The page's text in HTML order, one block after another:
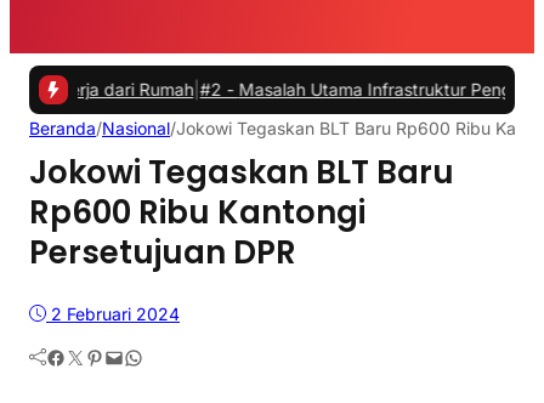
dari Rumah|#2 -Masalah Utama Infrastruktur Pengisian Daya
Beranda/Nasional/Jokowi Tegaskan BLT Baru Rp600 Ribu
Jokowi Tegaskan BLT Baru
Rp600 Ribu Kantongi
Persetujuan DPR
2 Februari 2024
Facebook Twitter Pinterest Mail WhatsApp